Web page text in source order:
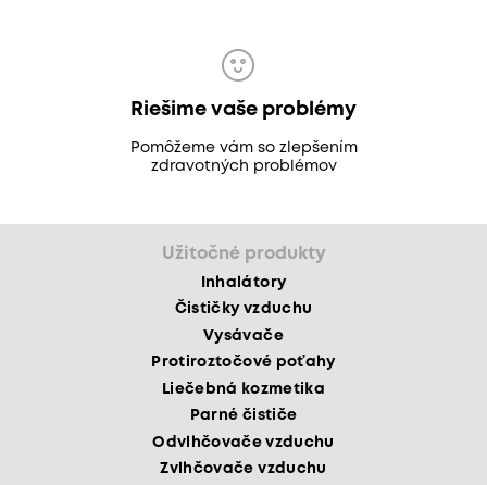
Riešime vaše problémy
Pomôžeme vám so zlepšením
zdravotných problémov
Užitočné produkty
Inhalátory
Čističky vzduchu
Vysávače
Protiroztočové poťahy
Liečebná kozmetika
Parné čističe
Odvlhčovače vzduchu
Zvlhčovače vzduchu